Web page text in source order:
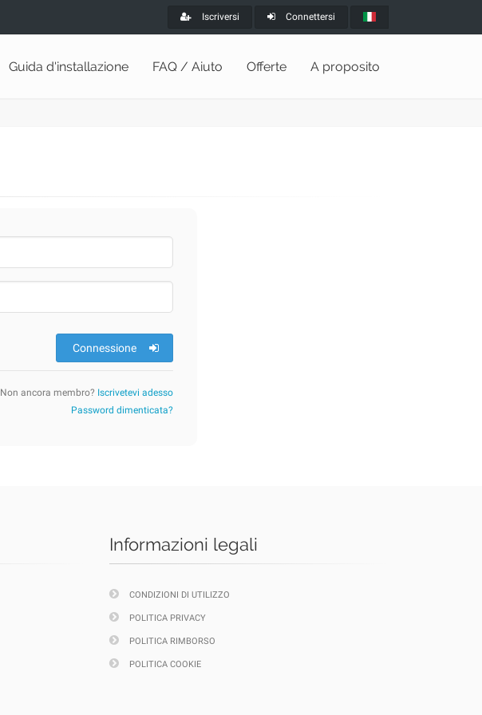
Iscriversi Connettersi
Guida d'installazione FAQ / Aiuto Offerte A proposito
Connessione
Non ancora membro? Iscrivetevi adesso
Password dimenticata?
Informazioni legali
CONDIZIONI DI UTILIZZO
POLITICA PRIVACY
POLITICA RIMBORSO
POLITICA COOKIE